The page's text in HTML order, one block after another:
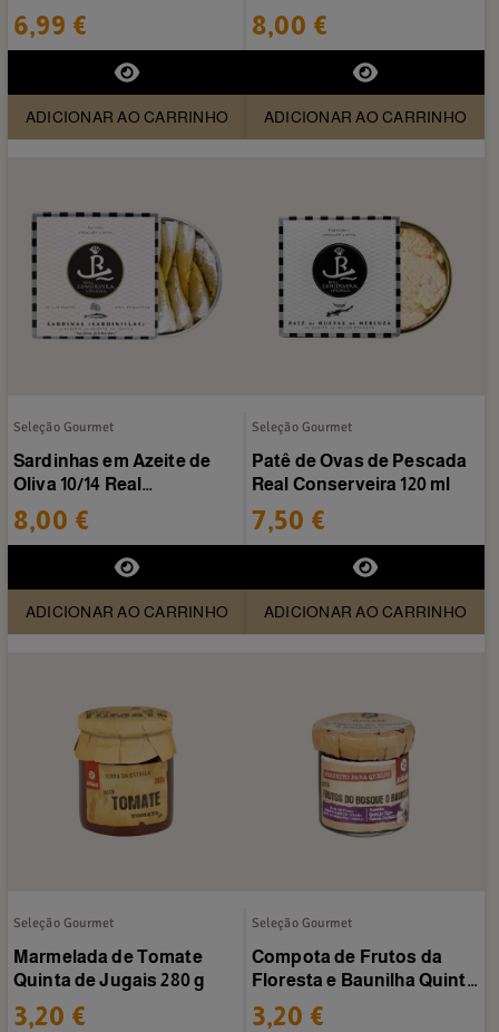
6,99 €
ADICIONAR AO CARRINHO
Conservera 120 ml
8,00 €
ADICIONAR AO CARRINHO
Seleção Gourmet
Sardinhas em Azeite de
Oliva 10/14 Real
Conservera 120 ml
8,00 €
ADICIONAR AO CARRINHO
Seleção Gourmet
Patê de Ovas de Pescada
Real Conserveira 120 ml
7,50 €
ADICIONAR AO CARRINHO
Seleção Gourmet
Marmelada de Tomate
Quinta de Jugais 280 g
3,20 €
Seleção Gourmet
Compota de Frutos da
Floresta e Baunilha Quinta
de Jugais 180 g
3,20 €